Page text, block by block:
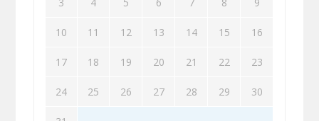
10 11 12 13 14 15 16
17 18 19 20 21 22 23
24 25 26 27 28 29 30